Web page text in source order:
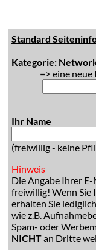
Standard
Kategorie:
=> eine
Ihr Name
(freiwillig - keine
Hinweis
Die Angabe Ihrer
freiwillig! Wenn Sie
erhalten Sie
wie z.B.
Spam- oder
NICHTan Dritte